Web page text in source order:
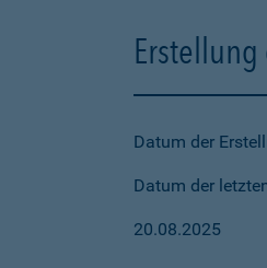
Datum der
Datum der
20.08.2025